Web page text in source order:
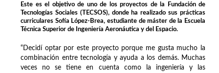
Este es el objetivo de uno de los proyectos de la Fundación de
Tecnologías Sociales (TECSOS), donde ha realizado sus prácticas
curriculares Sofía López-Brea, estudiante de máster de la Escuela
Técnica Superior de Ingeniería Aeronáutica y del Espacio.
“Decidí optar por este proyecto porque me gusta mucho la
combinación entre tecnología y ayuda a los demás. Muchas
veces no se tiene en cuenta como la ingeniería y las